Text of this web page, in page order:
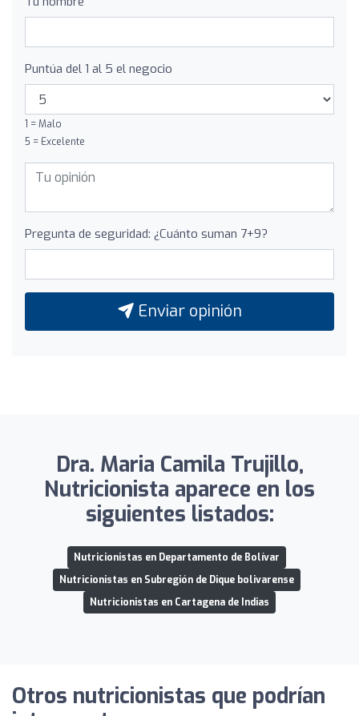
Puntúa del 1 al 5 el negocio
1 = Malo
5 = Excelente
Pregunta de seguridad: ¿Cuánto suman 7+9?
Enviar opinión
Dra. Maria Camila Trujillo,
Nutricionista aparece en los
siguientes listados:
Nutricionistas en Departamento de Bolívar
Nutricionistas en Subregión de Dique bolivarense
Nutricionistas en Cartagena de Indias
Otros nutricionistas que podrían